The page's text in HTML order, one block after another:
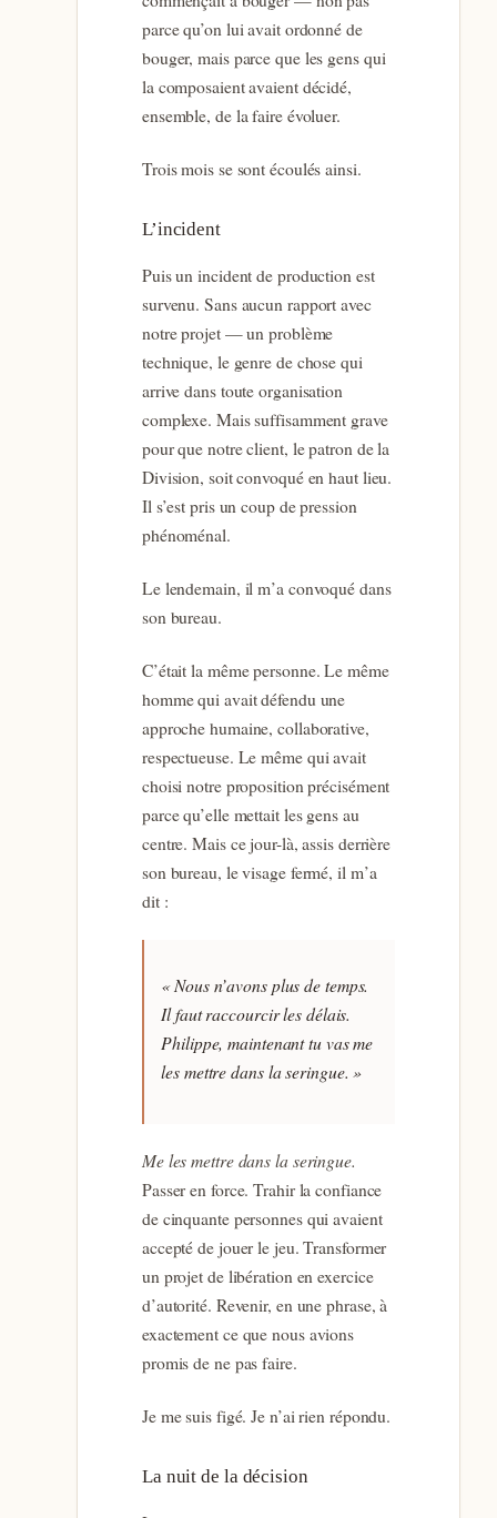
parce qu’on lui avait ordonné de
bouger, mais parce que les gens qui
la composaient avaient décidé,
ensemble, de la faire évoluer.
Trois mois se sont écoulés ainsi.
L’incident
Puis un incident de production est
survenu. Sans aucun rapport avec
notre projet — un problème
technique, le genre de chose qui
arrive dans toute organisation
complexe. Mais suffisamment grave
pour que notre client, le patron de la
Division, soit convoqué en haut lieu.
Il s’est pris un coup de pression
phénoménal.
Le lendemain, il m’a convoqué dans
son bureau.
C’était la même personne. Le même
homme qui avait défendu une
approche humaine, collaborative,
respectueuse. Le même qui avait
choisi notre proposition précisément
parce qu’elle mettait les gens au
centre. Mais ce jour-là, assis derrière
son bureau, le visage fermé, il m’a
dit :
« Nous n’avons plus de temps.
Il faut raccourcir les délais.
Philippe, maintenant tu vas me
les mettre dans la seringue. »
Me les mettre dans la seringue.
Passer en force. Trahir la confiance
de cinquante personnes qui avaient
accepté de jouer le jeu. Transformer
un projet de libération en exercice
d’autorité. Revenir, en une phrase, à
exactement ce que nous avions
promis de ne pas faire.
Je me suis figé. Je n’ai rien répondu.
La nuit de la décision